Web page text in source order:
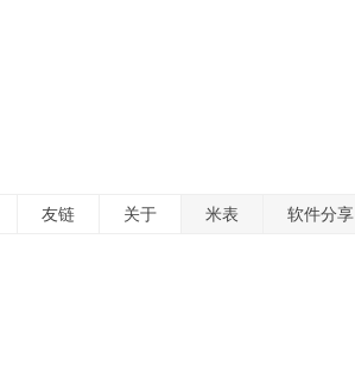
友链 关于 米表 软件分享